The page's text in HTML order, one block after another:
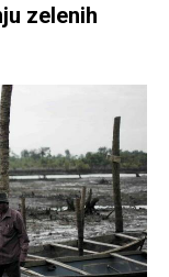
zelenih